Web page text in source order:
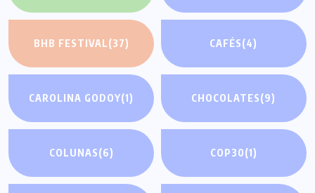
BHB FESTIVAL(37) CAFÉS(4)
CAROLINA GODOY(1) CHOCOLATES(9)
COLUNAS(6) COP30(1)